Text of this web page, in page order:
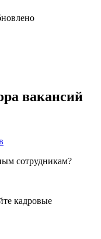
вакансий
сотрудникам?
кадровые